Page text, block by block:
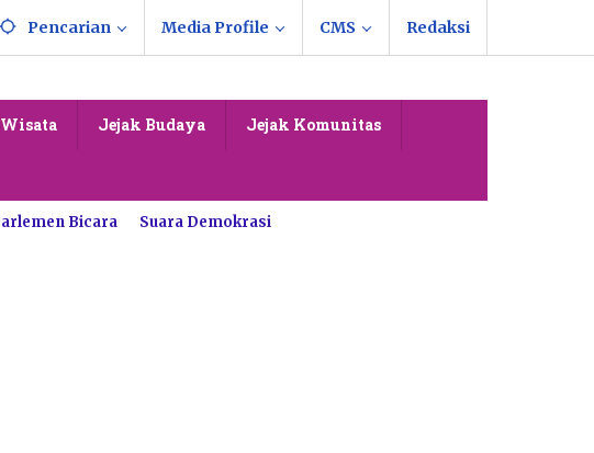
Pencarian Media Profile CMS Redaksi
Jejak Budaya Jejak Komunitas
Bicara Suara Demokrasi